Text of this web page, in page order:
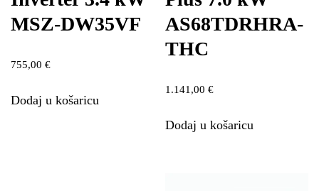
MSZ-DW35VF
755,00 €
Dodaj u košaricu
AS68TDRHRA-
THC
1.141,00€
Dodaj u košaricu